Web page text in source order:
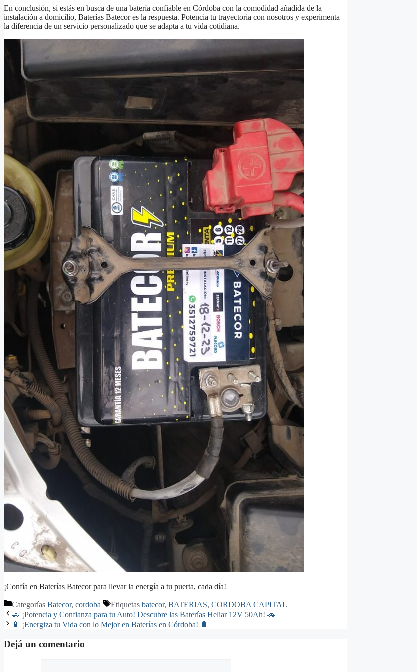
En conclusión, si estás en busca de una batería confiable en Córdoba con la comodidad añadida de la
instalación a domicilio, Baterías Batecor es la respuesta. Potencia tu trayectoria con nosotros y experimenta
la diferencia de un servicio personalizado que se adapta a tu vida cotidiana.
¡Confía en Baterías Batecor para llevar la energía a tu puerta, cada día!
Categorías Batecor, cordoba Etiquetas batecor, BATERIAS, CORDOBA CAPITAL
🚗 ¡Potencia y Confianza para tu Auto! Descubre las Baterías Heliar 12V 50Ah! 🚗
🔋 ¡Energiza tu Vida con lo Mejor en Baterías en Córdoba! 🔋
Dejá un comentario